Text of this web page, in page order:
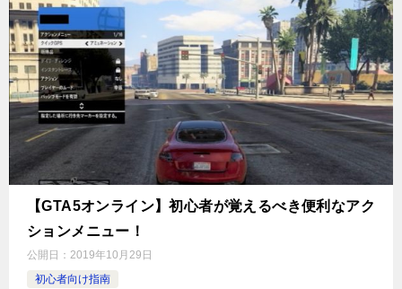
【GTA5オンライン】初心者が覚えるべき便利なアク
ションメニュー！
公開日： 2019年10月29日
初心者向け指南